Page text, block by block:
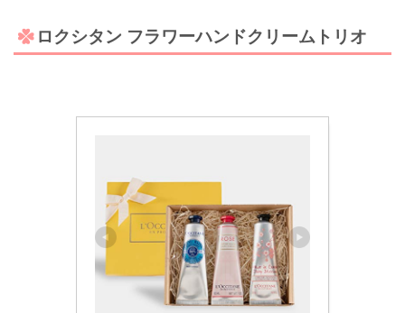
ロクシタン フラワーハンドクリームトリオ
看護
プロフィール